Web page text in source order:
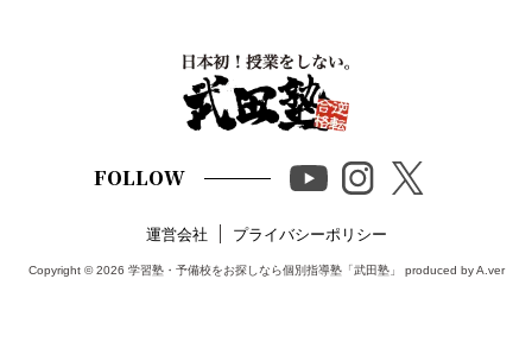
FOLLOW
運営会社 プライバシーポリシー
Copyright © 2026 学習塾・予備校をお探しなら個別指導塾「武田塾」 produced by A.ver